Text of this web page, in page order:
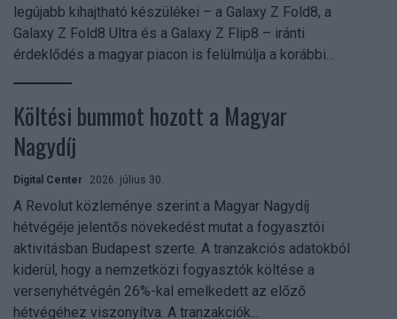
legújabb kihajtható készülékei – a Galaxy Z Fold8, a
Galaxy Z Fold8 Ultra és a Galaxy Z Flip8 – iránti
érdeklődés a magyar piacon is felülmúlja a korábbi...
Költési bummot hozott a Magyar
Nagydíj
Digital Center 2026. július 30.
A Revolut közleménye szerint a Magyar Nagydíj
hétvégéje jelentős növekedést mutat a fogyasztói
aktivitásban Budapest szerte. A tranzakciós adatokból
kiderül, hogy a nemzetközi fogyasztók költése a
versenyhétvégén 26%-kal emelkedett az előző
hétvégéhez viszonyítva. A tranzakciók...